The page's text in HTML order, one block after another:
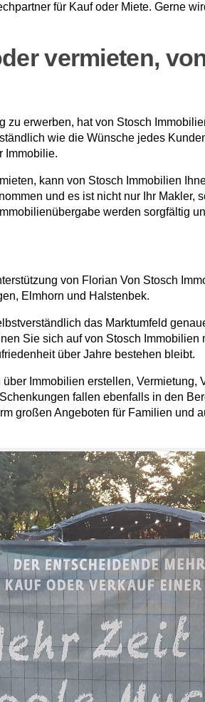
für Kauf oder Miete. Gerne
vermieten,
erwerben, hat von Stosch
wie die Wünsche jedes
Immobilie.
kann von Stosch Immobilien
und es ist nicht nur Ihr Makler,
werden sorgfältig
von Florian Von Stosch
Elmhorn und Halstenbek.
das Marktumfeld
Sie sich auf von Stosch
über Jahre bestehen bleibt.
Immobilien erstellen, Vermietung,
fallen ebenfalls in den
großen Angeboten für Familien und